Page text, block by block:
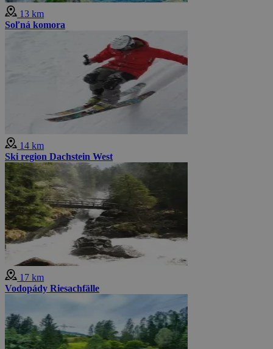
13 km
Soľná komora
14 km
Ski region Dachstein West
17 km
Vodopády Riesachfälle